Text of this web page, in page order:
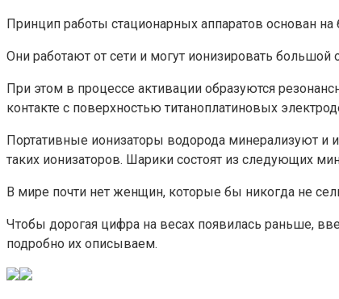
Принцип работы стационарных аппаратов основан
Они работают от сети и могут ионизировать
При этом в процессе активации образуются
контакте с поверхностью титаноплатиновых
Портативные ионизаторы водорода минерализуют и
таких ионизаторов. Шарики состоят из следующих
В мире почти нет женщин, которые бы никогда не
Чтобы дорогая цифра на весах появилась раньше,
подробно их описываем.